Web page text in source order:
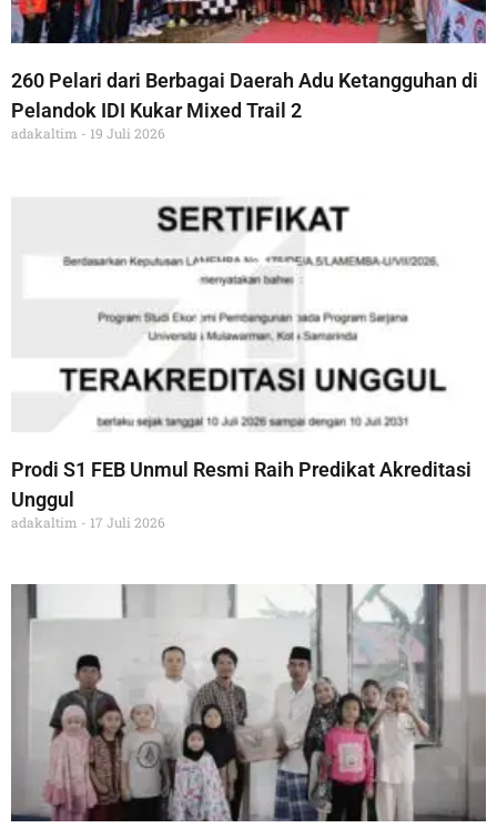
260 Pelari dari Berbagai Daerah Adu Ketangguhan di
Pelandok IDI Kukar Mixed Trail 2
adakaltim 19 Juli 2026
Prodi S1 FEB Unmul Resmi Raih Predikat Akreditasi
Unggul
adakaltim 17 Juli 2026